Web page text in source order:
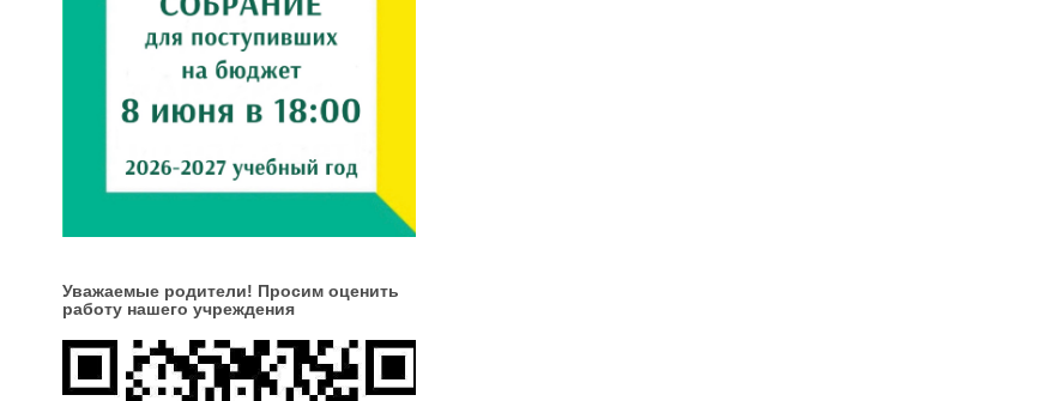
Уважаемые родители! Просим оценить
работу нашего учреждения